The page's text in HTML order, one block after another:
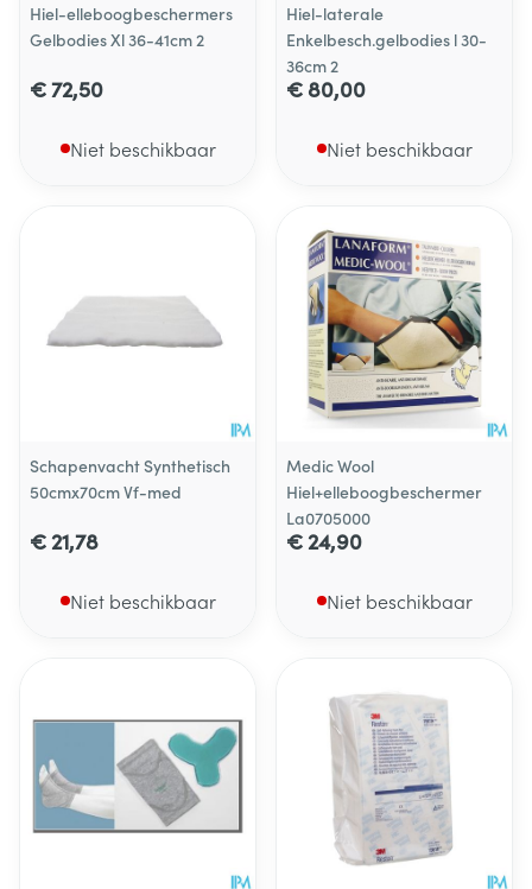
Hiel-elleboogbeschermers
Gelbodies Xl 36-41cm 2
€ 72,50
Niet beschikbaar
Hiel-laterale
Enkelbesch.gelbodies l 30-
36cm 2
€ 80,00
Niet beschikbaar
Schapenvacht Synthetisch
50cmx70cm Vf-med
€ 21,78
Niet beschikbaar
Medic Wool
Hiel+elleboogbeschermer
La0705000
€ 24,90
Niet beschikbaar